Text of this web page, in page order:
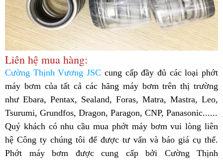
Liên hệ mua hàng:
Cường Thịnh Vương JSC cung cấp đầy đủ các loại phớt
máy bơm của tất cả các hãng máy bơm trên thị trường
như Ebara, Pentax, Sealand, Foras, Matra, Mastra, Leo,
Tsurumi, Grundfos, Dragon, Paragon, CNP, Panasonic......
Quý khách có nhu cầu mua phớt máy bơm vui lòng liên
hệ Công ty chúng tôi để được tư vấn và báo giá cụ thể.
Phớt máy bơm được cung cấp bởi Cường Thịnh